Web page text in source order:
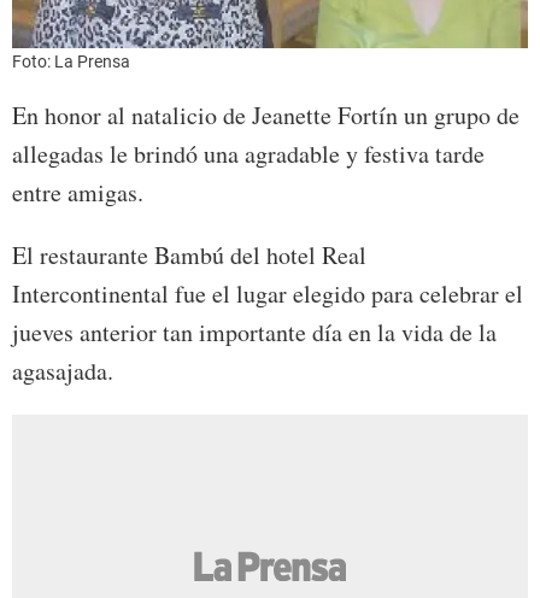
Foto: La Prensa
En honor al natalicio de Jeanette Fortín un grupo de
allegadas le brindó una agradable y festiva tarde
entre amigas.
El restaurante Bambú del hotel Real
Intercontinental fue el lugar elegido para celebrar el
jueves anterior tan importante día en la vida de la
agasajada.